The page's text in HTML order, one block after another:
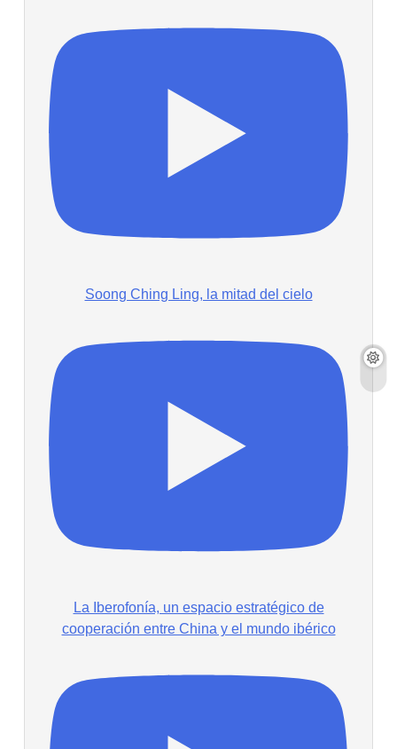
Soong Ching Ling, la mitad del cielo
La Iberofonía, un espacio estratégico de
cooperación entre China y el mundo ibérico